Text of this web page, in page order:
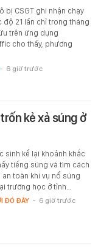
bị CSGT ghi nhận chạy
độ 21 lần chỉ trong tháng
trên ứng dụng
cho thấy, phương
- 6 giờ trước
kẻ xả súng ở
sinh kể lại khoảnh khắc
tiếng súng và tìm cách
an toàn khi vụ nổ súng
trường học ở tỉnh…
ĐÓ ĐÂY - 6 giờ trước